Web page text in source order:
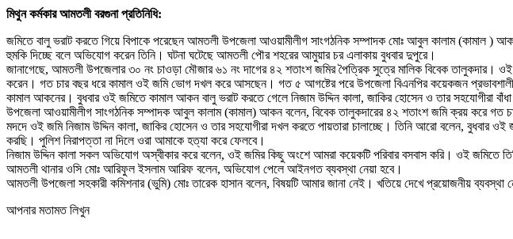
মিথুন কর্মকার আমতলী বরগুনা প্রতিনিধি:
জমিতে বালু ভরাট করতে গিয়ে বিপাকে পরেছেন আমতলী উপজেলা আওয়ামীলীগ সাংগঠনিক সম্পাদক মোঃ আবুল কালাম (কামাল )
হুমকি দিচ্ছে বলে অভিযোগ করেন তিনি। ঘটনা ঘটেছে আমতলী পৌর শহরের আমুয়ার চর এলাকায় বুধবার দুপুরে।
জানাগেছে, আমতলী উপজেলার ৩০ নং চাওড়া মৌজার ৬১ নং দাগের ৪২ শতাংশ জমির পৈত্রিক সুত্রে মালিক বিবেক
করেন। গত চার বছর ধরে কামাল ওই জমি ভোগ দখল করে আসছেন। গত ৫ আগষ্টের পরে উপজেলা বিএনপির কয়েকজন
কামাল আকনের। বুধবার ওই জমিতে কামাল আকন বালু ভরাট করতে গেলে নিজাম উদ্দিন কালা, জাকির হোসেন ও তার সহযোগীরা
উপজেলা আওয়ামীলীগ সাংগঠনিক সম্পাদক আবুল কালাম (কামাল) আকন বলেন, বিবেক তালুকদারের ৪২ শতাংশ জমি ক্রয় করে
মদদে ওই জমি নিজাম উদ্দিন কালা, জাকির হোসেন ও তার সহযোগীরা দখল করতে পায়তারা চালাচ্ছে। তিনি আরো বলেন, বুধবার
করছি। পুলিশ নিরাপত্তা না দিলে ওরা আমাকে হত্যা করে ফেলবে।
নিজাম উদ্দিন কালা সকল অভিযোগ অস্বীকার করে বলেন, ওই জমির কিছু অংশে আমরা কয়েকটি পরিবার বসবাস করি। ওই জমিতে
আমতলী থানার ওসি মোঃ আরিফুল ইসলাম আরিফ বলেন, অভিযোগ পেলে আইনগত ব্যবস্থা নেয়া হবে।
আমতলী উপজেলা সহকারী কমিশনার (ভুমি) মোঃ তারেক হাসান বলেন, বিষয়টি আমার জানা নেই। খতিয়ে দেখে প্রয়োজনীয় ব্যবস্থা
আপনার মতামত লিখুন